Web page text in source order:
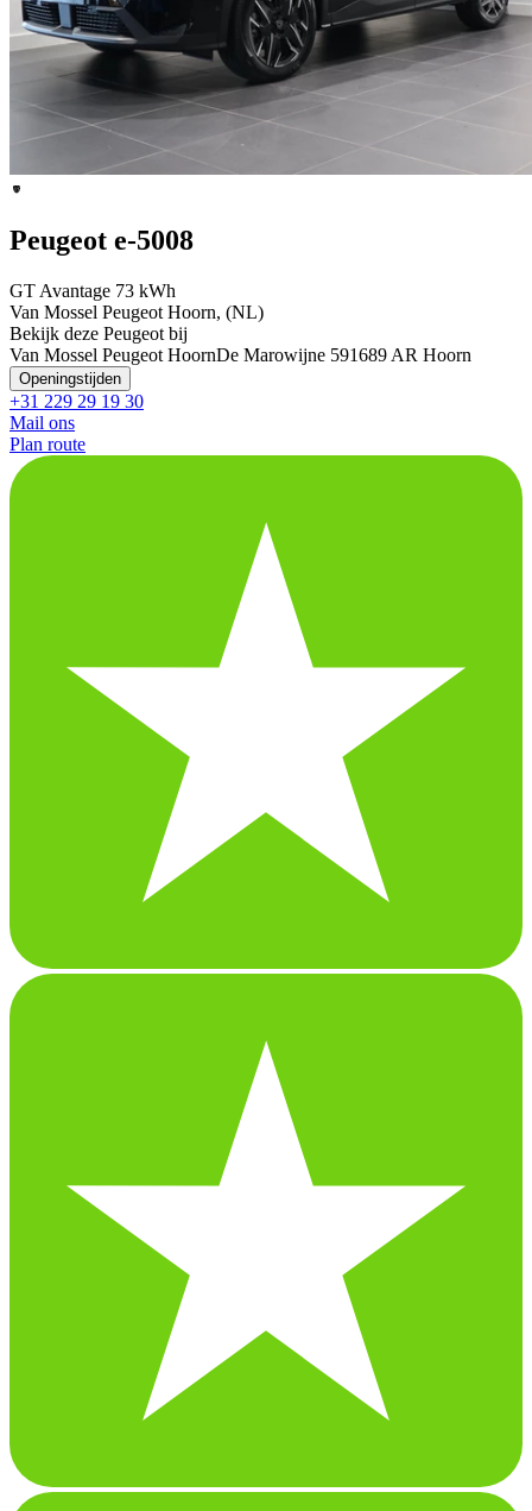
Peugeot e-5008
GT Avantage 73 kWh
Van Mossel Peugeot Hoorn, (NL)
Bekijk deze Peugeot bij
Van Mossel Peugeot HoornDe Marowijne 591689 AR Hoorn
Openingstijden
+31 229 29 19 30
Mail ons
Plan route